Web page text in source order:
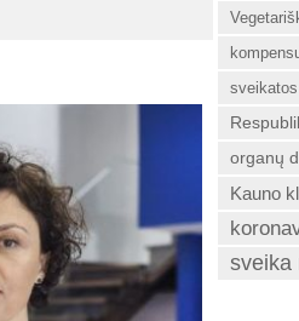
organų
Kauno
sveika